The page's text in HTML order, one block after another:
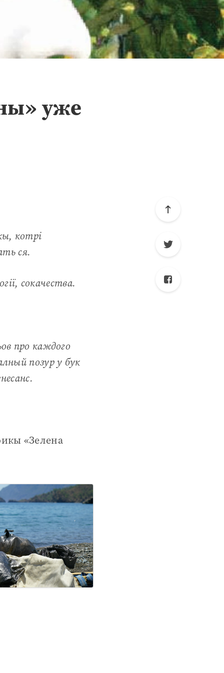
уже
котрі
ся.
сокачества.
про каждого
позур у бук
«Зелена